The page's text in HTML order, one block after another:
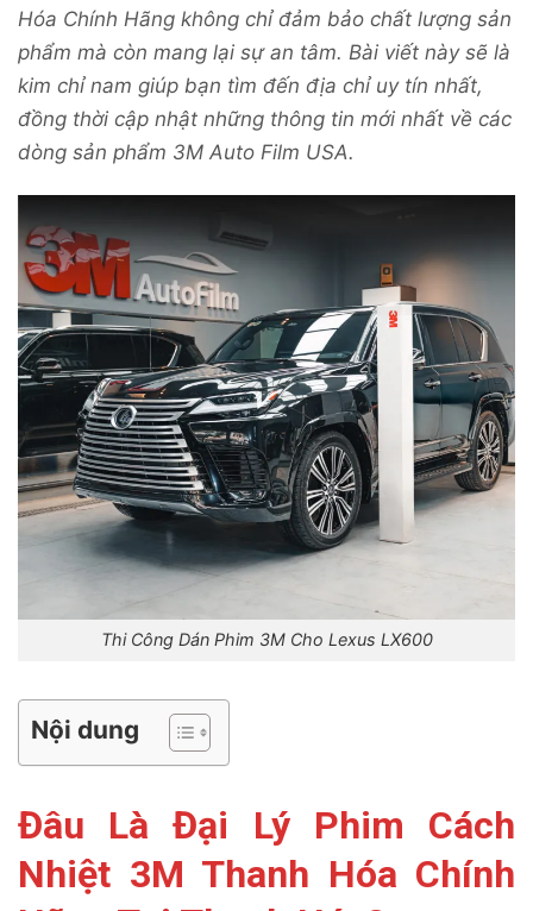
Hóa Chính Hãng không chỉ đảm bảo chất lượng sản
phẩm mà còn mang lại sự an tâm. Bài viết này sẽ là
kim chỉ nam giúp bạn tìm đến địa chỉ uy tín nhất,
đồng thời cập nhật những thông tin mới nhất về các
dòng sản phẩm 3M Auto Film USA.
Thi Công Dán Phim 3M Cho Lexus LX600
Nội dung
Đâu Là Đại Lý Phim Cách
Nhiệt 3M Thanh Hóa Chính